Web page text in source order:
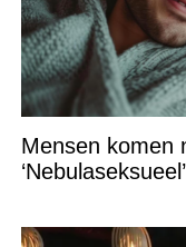
Mensen komen
‘Nebulaseksueel’